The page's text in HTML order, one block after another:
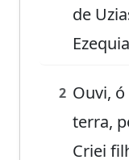
de
2 Ouvi,
terra,
Criei